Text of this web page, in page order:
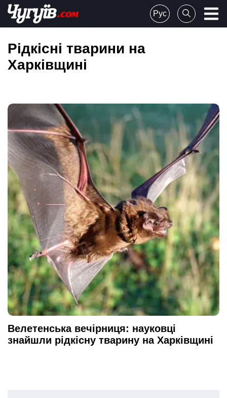
Skip
content
Chuguiv
Рус
Рідкісні тварини на
Харківщині
Велетенська вечірниця: науковці
знайшли рідкісну тварину на Харківщині